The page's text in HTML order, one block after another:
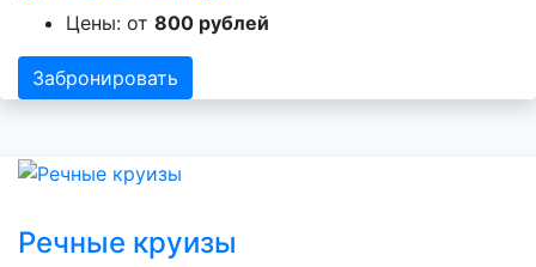
Цены: от 800 рублей
Забронировать
Речные круизы